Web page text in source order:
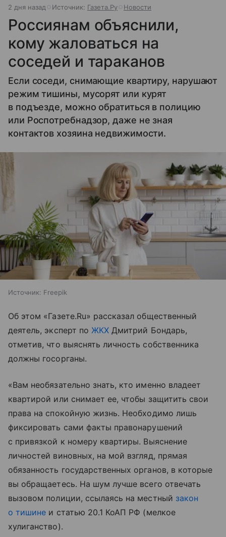
2 дня назад Источник: Газета.Ру Новости
Россиянам объяснили,
кому жаловаться на
соседей и тараканов
Если соседи, снимающие квартиру, нарушают
режим тишины, мусорят или курят
в подъезде, можно обратиться в полицию
или Роспотребнадзор, даже не зная
контактов хозяина недвижимости.
Источник: Freepik
Об этом «Газете.Ru» рассказал общественный
деятель, эксперт по ЖКХ Дмитрий Бондарь,
отметив, что выяснять личность собственника
должны госорганы.
«Вам необязательно знать, кто именно владеет
квартирой или снимает ее, чтобы защитить свои
права на спокойную жизнь. Необходимо лишь
фиксировать сами факты правонарушений
с привязкой к номеру квартиры. Выяснение
личностей виновных, на мой взгляд, прямая
обязанность государственных органов, в которые
вы обращаетесь. На шум лучше всего отвечать
вызовом полиции, ссылаясь на местный закон
о тишине и статью 20.1 КоАП РФ (мелкое
хулиганство).